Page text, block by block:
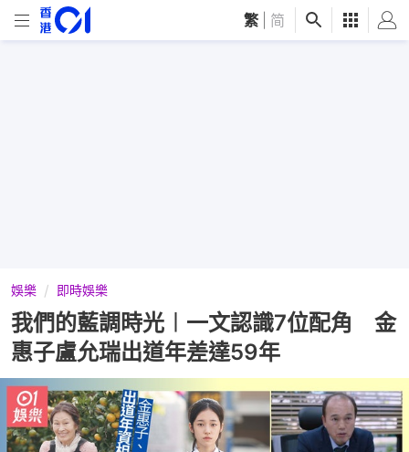
繁 简
娛樂 即時娛樂
我們的藍調時光︱一文認識7位配角 金
惠子盧允瑞出道年差達59年